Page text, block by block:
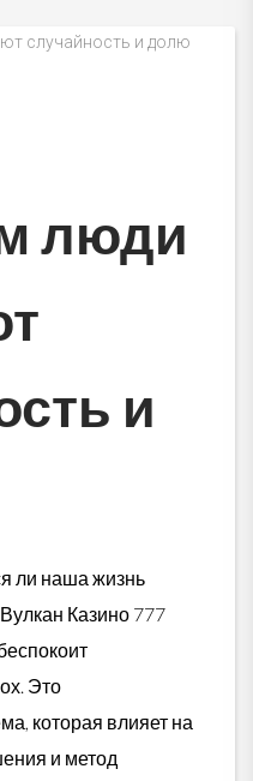
люди
и
ли наша жизнь
Казино 777
Это
которая влияет на
и метод